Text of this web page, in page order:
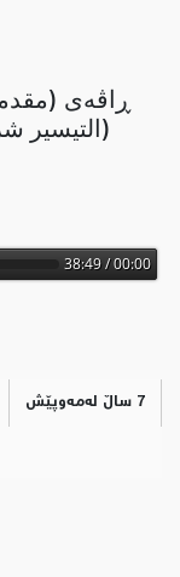
ڕاڤه‌ی
(التيسير
00:00 / 38:49
7 ساڵ لەمەوپێش